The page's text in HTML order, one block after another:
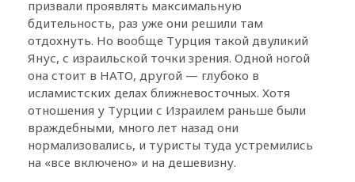
призвали проявлять максимальную
бдительность, раз уже они решили там
отдохнуть. Но вообще Турция такой двуликий
Янус, с израильской точки зрения. Одной ногой
она стоит в НАТО, другой — глубоко в
исламистских делах ближневосточных. Хотя
отношения у Турции с Израилем раньше были
враждебными, много лет назад они
нормализовались, и туристы туда устремились
на «все включено» и на дешевизну.